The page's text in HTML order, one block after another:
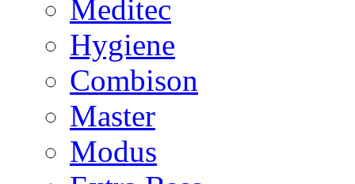
Meditec
Hygiene
Combison
Master
Modus